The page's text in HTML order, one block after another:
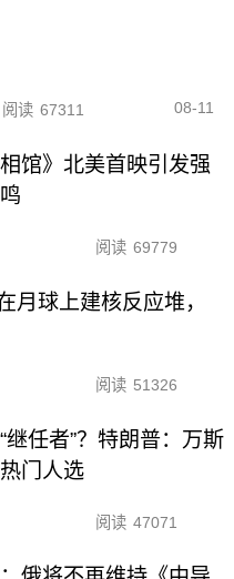
阅读 67311 08-11
相馆》北美首映引发强
阅读 69779
月球上建核反应堆，
阅读 51326
继任者”？特朗普：万斯
门人选
阅读 47071